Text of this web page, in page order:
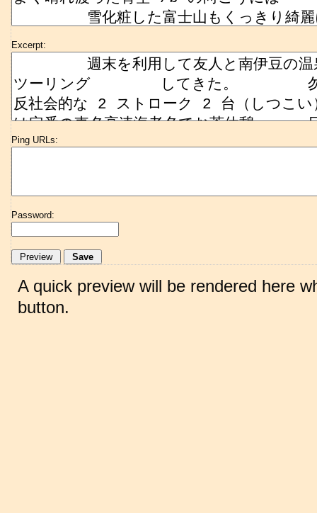
Excerpt:
Ping URLs:
Password:
A quick preview will be rendered here
button.